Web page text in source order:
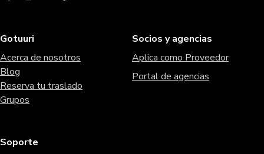
Gotuuri
Acerca de nosotros
Blog
Reserva tu traslado
Grupos
Socios y agencias
Aplica como Proveedor
Portal de agencias
Soporte